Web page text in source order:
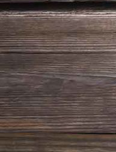
Fahren Lernen Max